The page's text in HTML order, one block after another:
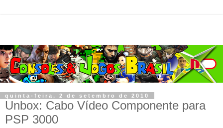
quinta-feira, 2 de setembro de 2010
Unbox: Cabo Vídeo Componente para
PSP 3000